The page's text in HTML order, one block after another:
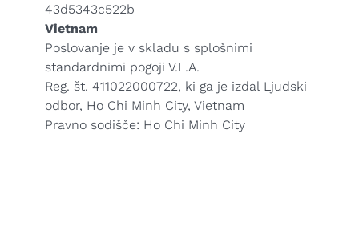
43d5343c522b
Vietnam
Poslovanje je v skladu s splošnimi
standardnimi pogoji V.L.A.
Reg. št. 411022000722, ki ga je izdal Ljudski
odbor, Ho Chi Minh City, Vietnam
Pravno sodišče: Ho Chi Minh City